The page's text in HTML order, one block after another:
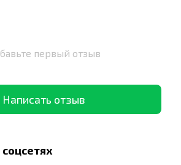
первый отзыв
Написать отзыв